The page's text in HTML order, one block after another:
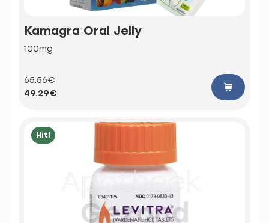
Kamagra Oral Jelly
100mg
65.56€
49.29€
Hit!